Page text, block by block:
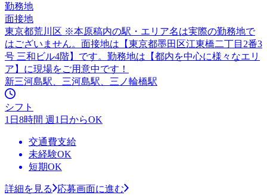
勤務地
面接地
東京都荒川区 ※本原稿内の駅・エリア名は実際の勤務地で
はございません。面接地は【東京都墨田区江東橋二丁目2番3
号 三和ビル4階】です。勤務地は【都内を中心に様々なエリ
ア】に現場をご用意中です！
新三河島駅、三河島駅、三ノ輪橋駅
シフト
1日8時間 週1日からOK
交通費支給
未経験OK
短期OK
詳細を見る
応募画面に進む